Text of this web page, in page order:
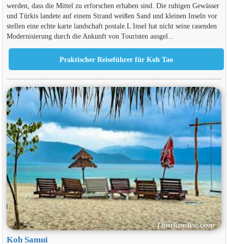
werden, dass die Mittel zu erforschen erhaben sind. Die ruhigen Gewässer
und Türkis landete auf einem Strand weißen Sand und kleinen Inseln vor
stellen eine echte karte landschaft postale.L Insel hat nicht seine rasenden
Modernisierung durch die Ankunft von Touristen ausgel...
Koh Samui